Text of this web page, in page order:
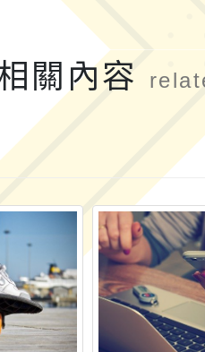
關內容